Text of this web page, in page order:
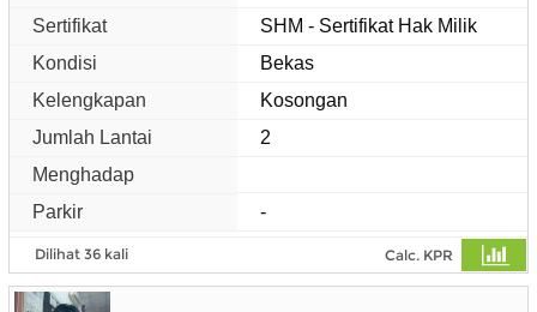
Sertifikat
SHM - Sertifikat Hak Milik
Kondisi
Bekas
Kelengkapan
Kosongan
Jumlah Lantai
2
Menghadap
Parkir
-
Dilihat 36 kali Calc. KPR